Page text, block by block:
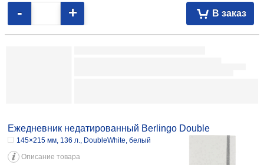
В заказ
- +
083970
На складе
- +